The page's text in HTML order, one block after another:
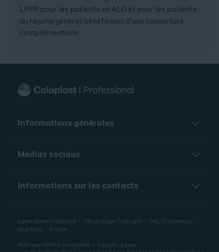
LPPR pour les patients en ALD et pour les patients
au régime général bénéficiant d’une couverture
complémentaire.
Informations générales​
Médias sociaux
Informations sur les contacts
Laboratoires Coloplast 38 rue Roger Salengro 94120 Fontenay-
sous-Bois
France
Politique relative aux cookies
Aspects Légaux